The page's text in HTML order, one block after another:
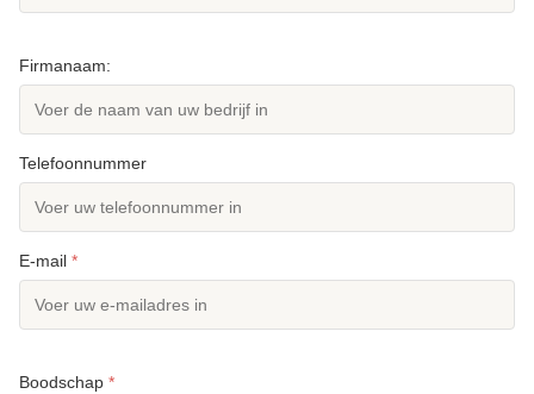
Firmanaam:
Telefoonnummer
E-mail *
Boodschap *